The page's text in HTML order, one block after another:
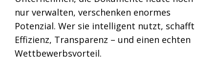
nur verwalten, verschenken enormes
Potenzial. Wer sie intelligent nutzt, schafft
Effizienz, Transparenz – und einen echten
Wettbewerbsvorteil.